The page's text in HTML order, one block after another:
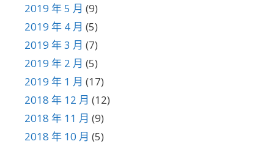
2019 年 5 月 (9)
2019 年 4 月 (5)
2019 年 3 月 (7)
2019 年 2 月 (5)
2019 年 1 月 (17)
2018 年 12 月 (12)
2018 年 11 月 (9)
2018 年 10 月 (5)